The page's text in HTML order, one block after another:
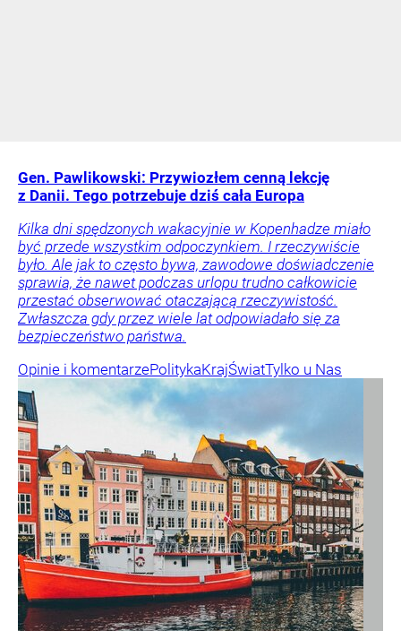
Gen. Pawlikowski: Przywiozłem cenną lekcję
z Danii. Tego potrzebuje dziś cała Europa
Kilka dni spędzonych wakacyjnie w Kopenhadze miało
być przede wszystkim odpoczynkiem. I rzeczywiście
było. Ale jak to często bywa, zawodowe doświadczenie
sprawia, że nawet podczas urlopu trudno całkowicie
przestać obserwować otaczającą rzeczywistość.
Zwłaszcza gdy przez wiele lat odpowiadało się za
bezpieczeństwo państwa.
Opinie i komentarzePolitykaKrajŚwiatTylko u Nas